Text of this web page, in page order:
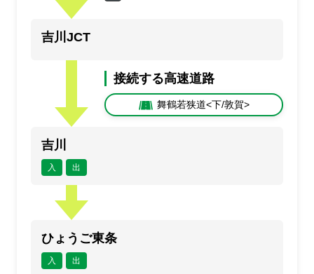
吉川JCT
接続する高速道路
舞鶴若狭道<下/敦賀>
吉川
入 出
ひょうご東条
入 出